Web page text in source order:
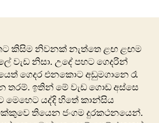
කිසිම නිවනක් නැත්තෙ ළඟ ළඟම
වැඩ නිසා. උදේ පහට ගෙදරින්
ගෙදර එනකොට අඩුමගානෙ රෑ
තරම්. ඉතින් මේ වැඩ ගොඩ අස්සෙ
මෙහෙට යද්දි හිතේ කාන්සිය
තියෙන ජංගම දුරකථනයෙන්.